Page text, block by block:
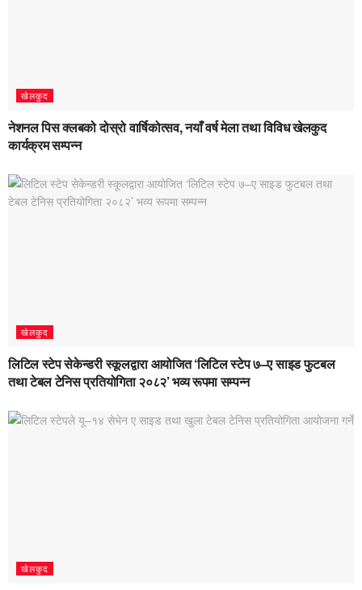
खेलकुद
नेशनल पिस क्लबको दोस्रो वार्षिकोत्सव, नयाँ वर्ष मेला तथा विविध खेलकुद
कार्यक्रम सम्पन्न
खेलकुद
लिटिल स्टेप सेकेन्डरी स्कूलद्वारा आयोजित ‘लिटिल स्टेप ७–ए साइड फुटबल
तथा टेबल टेनिस प्रतियोगिता २०८२’ भव्य रूपमा सम्पन्न
खेलकुद